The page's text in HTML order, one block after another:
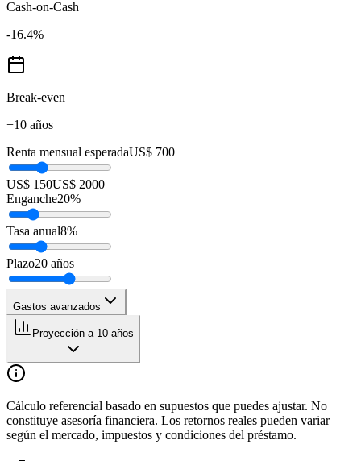
Cash-on-Cash
-16.4%
Break-even
+10 años
Renta mensual esperadaUS$ 700
US$ 150US$ 2000
Enganche20%
Tasa anual8%
Plazo20 años
Gastos avanzados
Proyección a 10 años
Cálculo referencial basado en supuestos que puedes ajustar. No
constituye asesoría financiera. Los retornos reales pueden variar
según el mercado, impuestos y condiciones del préstamo.